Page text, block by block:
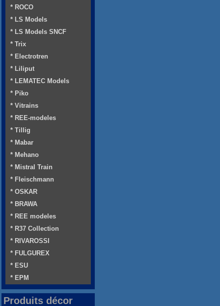
* ROCO
* LS Models
* LS Models SNCF
* Trix
* Electrotren
* Liliput
* LEMATEC Models
* Piko
* Vitrains
* REE-modeles
* Tillig
* Mabar
* Mehano
* Mistral Train
* Fleischmann
* OSKAR
* BRAWA
* REE modeles
* R37 Collection
* RIVAROSSI
* FULGUREX
* ESU
* EPM
Produits décor